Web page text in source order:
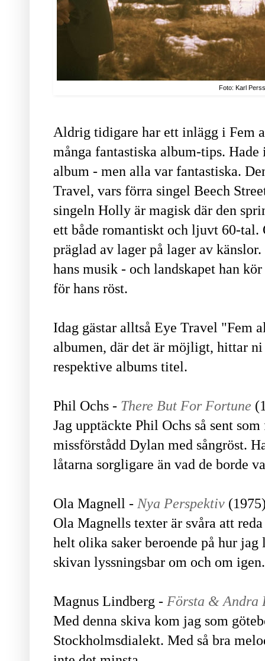
Foto: Karl
Aldrig tidigare har ett inlägg i Fem
många fantastiska album-tips. Hade
album - men alla var fantastiska.
Travel, vars förra singel Beech
singeln Holly är magisk där den
ett både romantiskt och ljuvt 60-tal.
präglad av lager på lager av
hans musik - och landskapet han
för hans röst.
Idag gästar alltså Eye Travel "Fem
albumen, där det är möjligt, hittar
respektive albums titel.
Phil Ochs - There But For Fortune
Jag upptäckte Phil Ochs så sent
missförstådd Dylan med sångröst.
låtarna sorgligare än vad de borde
Ola Magnell - Nya Perspektiv
Ola Magnells texter är svåra att
helt olika saker beroende på hur
skivan lyssningsbar om och om
Magnus Lindberg - Första & Andra
Med denna skiva kom jag som
Stockholmsdialekt. Med så bra